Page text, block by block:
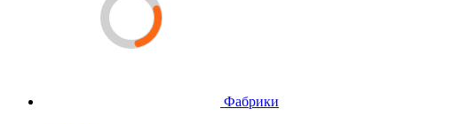
Фабрики